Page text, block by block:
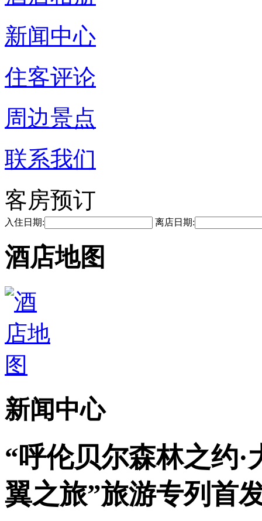
新闻中心
住客评论
周边景点
联系我们
客房预订
入住日期: 离店日期:
酒店地图
新闻中心
“呼伦贝尔森林之约·
翼之旅”旅游专列首